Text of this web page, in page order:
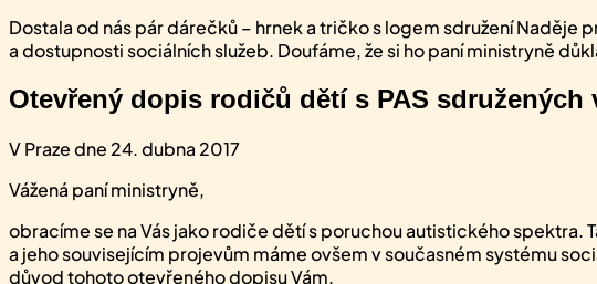
Dostala od nás pár dárečků – hrnek a tričko s logem sdružení
a dostupnosti sociálních služeb. Doufáme, že si ho paní ministryně
Otevřený dopis rodičů dětí s PAS
V Praze dne 24. dubna 2017
Vážená paní ministryně,
obracíme se na Vás jako rodiče dětí s poruchou autistického
a jeho souvisejícím projevům máme ovšem v současném systému
důvod tohoto otevřeného dopisu Vám.